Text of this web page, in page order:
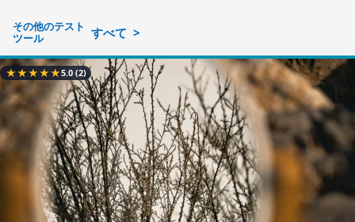
その他のテスト
ツール
すべて
★★★★★5.0(2)